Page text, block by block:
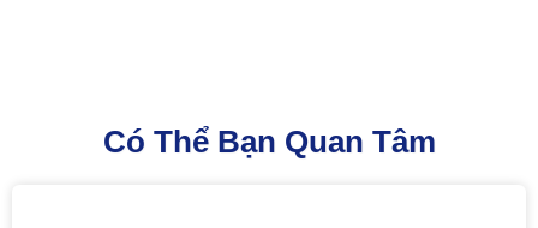
Có Thể Bạn Quan Tâm